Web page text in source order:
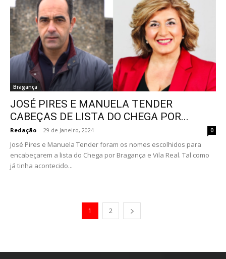
Bragança
JOSÉ PIRES E MANUELA TENDER
CABEÇAS DE LISTA DO CHEGA POR...
Redação - 29 de Janeiro, 2024 0
José Pires e Manuela Tender foram os nomes escolhidos para
encabeçarem a lista do Chega por Bragança e Vila Real. Tal como
já tinha acontecido...
1 2